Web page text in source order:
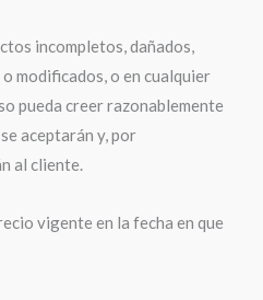
incompletos, dañados,
modificados, o en cualquier
pueda creer razonablemente
aceptarán y, por
al cliente.
vigente en la fecha en que